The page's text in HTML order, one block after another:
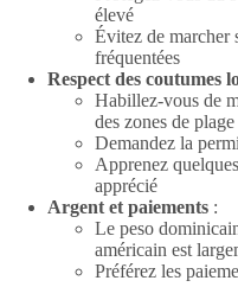
élevé
Évitez de marcher
fréquentées
Respect des coutumes
Habillez-vous de
des zones de plage
Demandez la
Apprenez
apprécié
Argent et paiements :
Le peso
américain est
Préférez les